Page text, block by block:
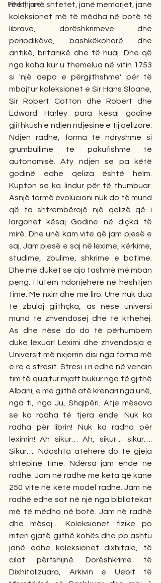
Përkthime
ritet, janë shtetet, janë memorjet, janë
koleksionet më të mëdha në botë të
librave, dorëshkrimeve dhe
periodikëve, bashkëkohorë dhe
antikë, britanikë dhe të huaj. Dhe që
nga koha kur u themelua në vitin 1753
si 'një depo e përgjithshme' për të
mbajtur koleksionet e Sir Hans Sloane,
Sir Robert Cotton dhe Robert dhe
Edward Harley para kësaj godine
gjithkush e ndjen ndjesinë e tij qelizore.
Ndjen radhë, forma të ndryshme si
grumbullime të pakufishme të
autonomisë. Aty ndjen se pa këtë
godinë edhe qeliza është helm.
Kupton se ka lindur për të thumbuar.
Asnjë formë evolucioni nuk do të mund
që ta shtrembërojë një qelizë që i
largohet kësaj Godine në diçka të
mirë. Dhe unë kam vite që jam pjesë e
saj. Jam pjesë e saj në lexime, kërkime,
studime, zbulime, shkrime e botime.
Dhe më duket se ajo tashmë më mban
peng. I lutem ndonjëherë në heshtjen
time: Më nxirr dhe më liro. Unë nuk dua
të zbuloj gjithçka, as nëse universi
mund të zhvendosej dhe të kthehej.
As dhe nëse do do të përhumbem
duke lexuar! Leximi dhe zhvendosja e
Universit më nxjerrin disi nga forma më
e re e stresit. Stresi i ri edhe në vendin
tim të quajtur mjaft bukur nga të gjithë
Albani, e me gjithë atë krenari nga unë,
nga ti, nga Ju, Shqipëri. Atje mësova
se ka radha të tjera ende. Nuk ka
radha për librin! Nuk ka radha për
leximin! Ah sikur… Ah, sikur… sikur….
Sikur…. Ndoshta atëherë do të gjeja
shtëpinë time. Ndërsa jam ende në
radhë. Jam në radhë me këta që kanë
250 vite në këtë model radhe. Jam në
radhë edhe sot në një nga bibliotekat
më të mëdha në botë. Jam në radhë
dhe mësoj… Koleksionet fizike po
rriten gjatë gjithë kohës dhe po ashtu
janë edhe koleksionet dixhitale, të
cilat përfshijnë Dorëshkrime të
Dixhitalizuara, Arkivin e Uebit të